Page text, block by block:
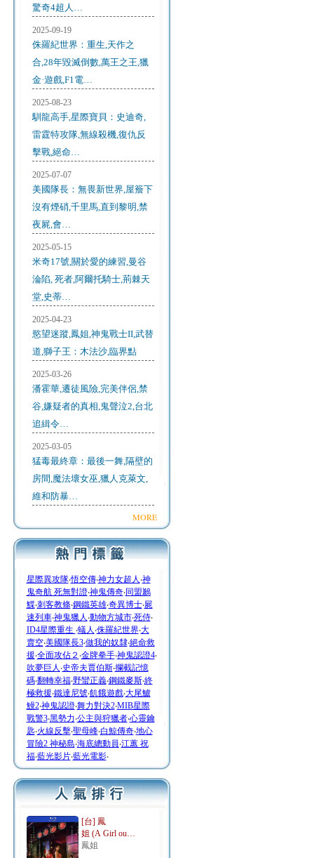
驚奇4超人…
2025-09-19
侏羅紀世界：重生,天作之
合,28年毀滅倒數,萬王之王,獵
金·遊戲,F1電…
2025-08-23
馴龍高手,星際寶貝：史迪奇,
雷霆特攻隊,無線殺機,復仇反
擊戰,絕命…
2025-07-07
美國隊長：無畏新世界,屋簷下
沒有煙硝,千里馬,直到黎明,禁
夜屍,會…
2025-05-15
米奇17號,關於愛的練習,曼谷
淪陷, 死者,阿爾托騎士,荊棘天
堂,史蒂…
2025-04-23
慾望迷蹤,鳳姐,神鬼戰士II,武替
道,獅子王：木法沙,臨界點
2025-03-26
潘霍華,遷徒風險,完美伴侶,禁
谷,嫌疑者的真相,鬼聲泣2,台北
追緝令…
2025-03-05
猛毒最終章：最後一舞,隔壁的
房間,魔法壞女巫,獵人克萊文,
維和防暴…
MORE
星際異攻隊‧悟空傳‧神力女超人 ‧神
鬼奇航 死無對證‧神鬼傳奇‧同盟鶼
鰈‧刺客教條‧鋼鐵英雄‧奇異博士‧屍
速列車‧神鬼獵人 ‧動物方城市‧死侍‧
ID4星際重生 ‧蟻人 ‧侏羅紀世界‧大
賣空‧美國隊長3‧做我的奴隸‧絕命救
援‧全面攻佔２ ‧金牌拳手‧神鬼認證4‧
吹夢巨人 ‧史帝夫賈伯斯‧攔截記憶
碼‧翻轉幸福‧野蠻正義‧鋼鐵麥斯‧終
極救援‧鐵達尼號‧飢餓遊戲‧大尾鱸
鰻2‧神鬼認證‧舞力對決2‧MIB星際
戰警3‧黑勢力‧公主與狩獵者‧心靈鑰
匙‧火線反擊‧聖母峰‧白鯨傳奇‧地心
冒險2 神秘島‧海底總動員‧江蕙 祝
福‧藍光影片‧藍光電影‧
[台] 鳳
姐 (A Girl ou…
鳳姐